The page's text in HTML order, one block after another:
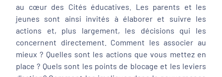
au cœur des Cités éducatives. Les parents et les
jeunes sont ainsi invités à élaborer et suivre les
actions et, plus largement, les décisions qui les
concernent directement. Comment les associer au
mieux ? Quelles sont les actions que vous mettez en
place ? Quels sont les points de blocage et les leviers